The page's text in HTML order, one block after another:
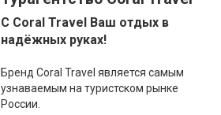
С Coral Travel Ваш отдых в
надёжных руках!
Бренд Coral Travel является самым
узнаваемым на туристском рынке
России.